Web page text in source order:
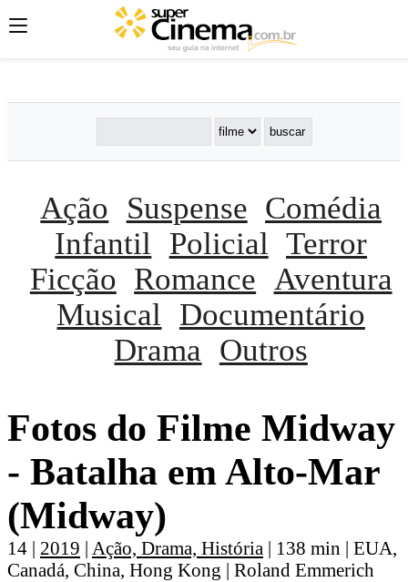
';';
Ação Suspense Comédia
Infantil
Policial Terror
Ficção Romance Aventura
Musical
Documentário
Drama
Outros
Fotos do Filme Midway
- Batalha em Alto-Mar
(Midway)
14 | 2019 | Ação, Drama, História | 138 min | EUA,
Canadá, China, Hong Kong | Roland Emmerich